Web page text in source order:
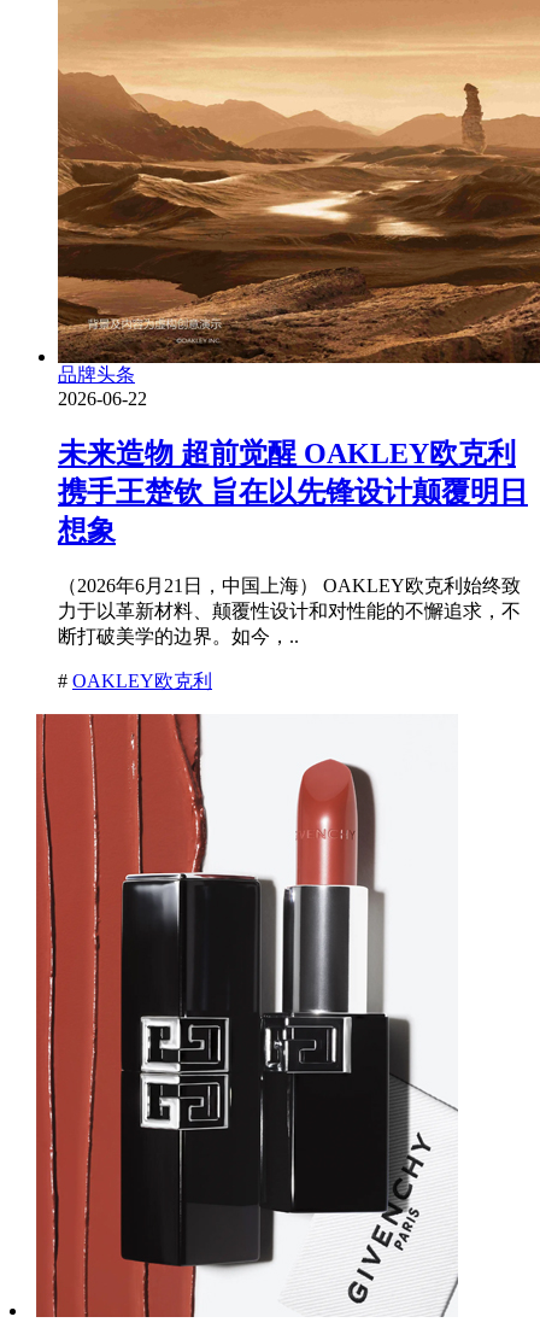
品牌头条
2026-06-22
未来造物 超前觉醒 OAKLEY欧克利
携手王楚钦 旨在以先锋设计颠覆明日
想象
（2026年6月21日，中国上海） OAKLEY欧克利始终致
力于以革新材料、颠覆性设计和对性能的不懈追求，不
断打破美学的边界。如今，..
# OAKLEY欧克利